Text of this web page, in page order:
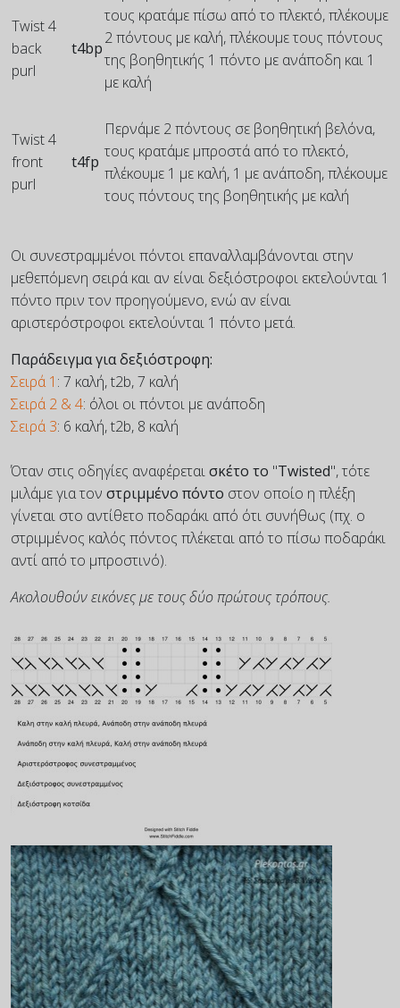
Twist 4
back
purl
t4bp
τους κρατάμε πίσω από το πλεκτό, πλέκουμε
2 πόντους με καλή, πλέκουμε τους πόντους
της βοηθητικής 1 πόντο με ανάποδη και 1
με καλή
Twist 4
front
purl
t4fp
Περνάμε 2 πόντους σε βοηθητική βελόνα,
τους κρατάμε μπροστά από το πλεκτό,
πλέκουμε 1 με καλή, 1 με ανάποδη, πλέκουμε
τους πόντους της βοηθητικής με καλή
Οι συνεστραμμένοι πόντοι επαναλλαμβάνονται στην
μεθεπόμενη σειρά και αν είναι δεξιόστροφοι εκτελούνται 1
πόντο πριν τον προηγούμενο, ενώ αν είναι
αριστερόστροφοι εκτελούνται 1 πόντο μετά.
Παράδειγμα για δεξιόστροφη:
Σειρά 1 : 7 καλή, t2b, 7 καλή
Σειρά 2 & 4: όλοι οι πόντοι με ανάποδη
Σειρά 3: 6 καλή, t2b, 8 καλή
Όταν στις οδηγίες αναφέρεταισκέτο το "Twisted", τότε
μιλάμε για τον στριμμένο πόντο στον οποίο η πλέξη
γίνεται στο αντίθετο ποδαράκι από ότι συνήθως (πχ. ο
στριμμένος καλός πόντος πλέκεται από το πίσω ποδαράκι
αντί από το μπροστινό).
Ακολουθούν εικόνες με τους δύο πρώτους τρόπους.